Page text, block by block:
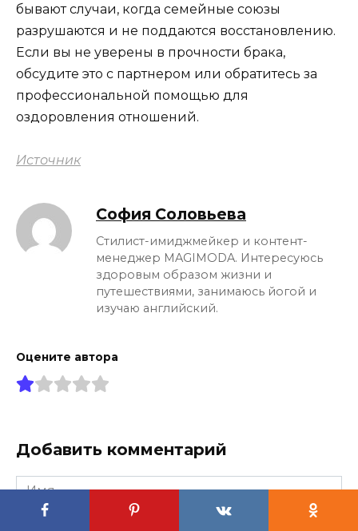
бывают случаи, когда семейные союзы
разрушаются и не поддаются восстановлению.
Если вы не уверены в прочности брака,
обсудите это с партнером или обратитесь за
профессиональной помощью для
оздоровления отношений.
Источник
София Соловьева
Стилист-имиджмейкер и контент-
менеджер MAGIMODA. Интересуюсь
здоровым образом жизни и
путешествиями, занимаюсь йогой и
изучаю английский.
Оцените автора
Добавить комментарий
Имя